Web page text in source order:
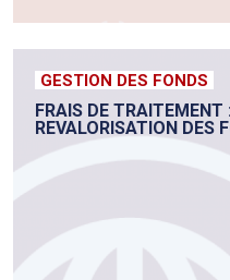
GESTION DES FONDS
FRAIS DE TRAITEMENT
REVALORISATION DES